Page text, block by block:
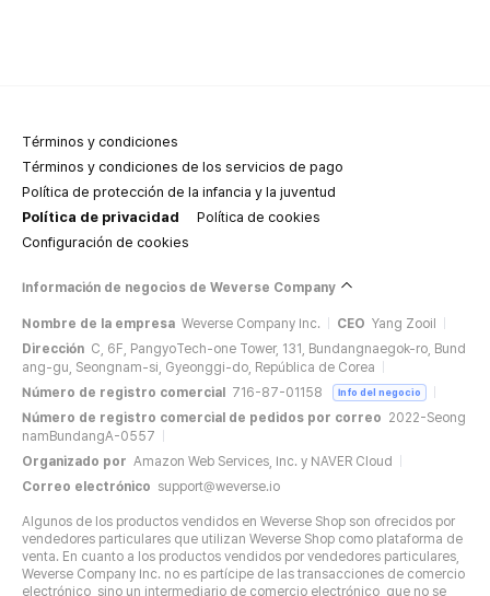
Términos y condiciones
Términos y condiciones de los servicios de pago
Política de protección de la infancia y la juventud
Política de privacidad
Política de cookies
Configuración de cookies
Información de negocios de Weverse Company
Nombre de la empresa Weverse Company Inc. CEO Yang Zooil
Dirección C, 6F, PangyoTech-one Tower, 131, Bundangnaegok-ro, Bund
ang-gu, Seongnam-si, Gyeonggi-do, República de Corea
Número de registro comercial
716-87-01158 Info del negocio
Número de registro comercial de pedidos por correo 2022-Seong
namBundangA-0557
Organizado por Amazon Web Services, Inc. y NAVER Cloud
Correo electrónico support@weverse.io
Algunos de los productos vendidos en Weverse Shop son ofrecidos por
vendedores particulares que utilizan Weverse Shop como plataforma de
venta. En cuanto a los productos vendidos por vendedores particulares,
Weverse Company Inc. no es partícipe de las transacciones de comercio
electrónico, sino un intermediario de comercio electrónico, que no se